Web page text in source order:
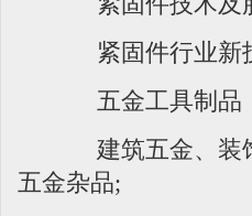
紧固件行业新技
五金工具制品
建筑五金、装饰
五金杂品;